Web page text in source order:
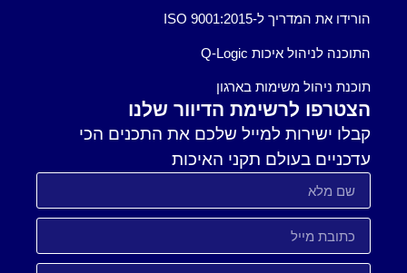
הורידו את המדריך ל-ISO 9001:2015
התוכנה לניהול איכות Q-Logic
תוכנת ניהול משימות בארגון
הצטרפו לרשימת הדיוור שלנו
קבלו ישירות למייל שלכם את התכנים הכי
עדכניים בעולם תקני האיכות